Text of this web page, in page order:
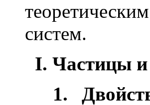
систем.
I. Частицы и
1.